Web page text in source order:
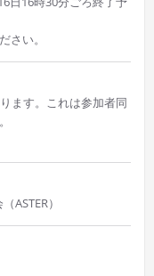
さい。
ます。これは参加者同
ASTER）